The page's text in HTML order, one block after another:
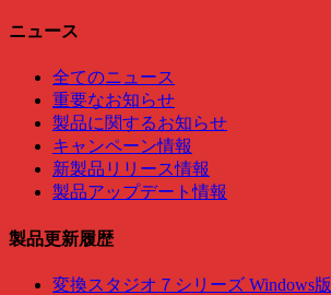
ニュース
全てのニュース
重要なお知らせ
製品に関するお知らせ
キャンペーン情報
新製品リリース情報
製品アップデート情報
製品更新履歴
変換スタジオ７シリーズ Windows版